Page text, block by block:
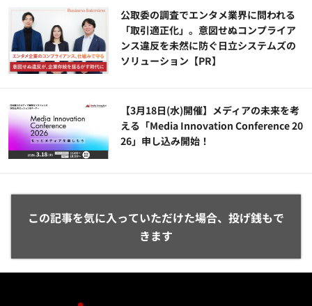
公​​取委の調査でエンタメ業界に問われる
「取引適正化」。意図せぬコンプライア
ンス違反を未然に防ぐ日立システムズの
ソリューション​【PR】
【3月18日(水)開催】メディアの未来を考
える「Media Innovation Conference 20
26」申し込み開始！
この記事を気に入っていただけた場合、投げ銭もで
きます